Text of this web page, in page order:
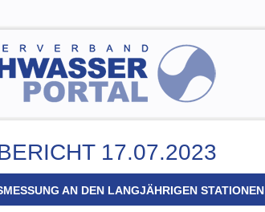
17.07.2023
AN DEN LANGJÄHRIGEN STATIONEN